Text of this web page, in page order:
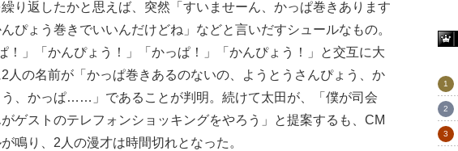
り返したかと思えば、突然「すいませーん、かっぱ巻きあります
ぴょう巻きでいいんだけどね」などと言いだすシュールなもの。
！」「かんぴょう！」「かっぱ！」「かんぴょう！」と交互に大
人の名前が「かっぱ巻きあるのないの、ようとうさんぴょう、か
う、かっぱ……」であることが判明。続けて太田が、「僕が司会
ゲストのテレフォンショッキングをやろう」と提案するも、CM
鳴り、2人の漫才は時間切れとなった。